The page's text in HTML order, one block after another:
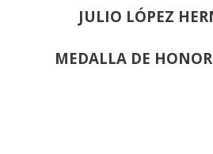
JULIO LÓPEZ
MEDALLA DE